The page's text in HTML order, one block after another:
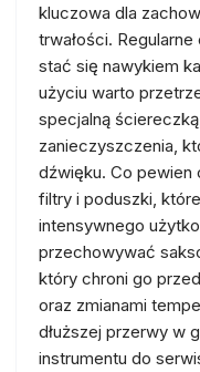
kluczowa dla
trwałości.
stać się nawykiem
użyciu warto
specjalną
zanieczyszczenia,
dźwięku. Co pewien
filtry i poduszki,
intensywnego
przechowywać
który chroni go
oraz zmianami
dłuższej przerwy w
instrumentu do